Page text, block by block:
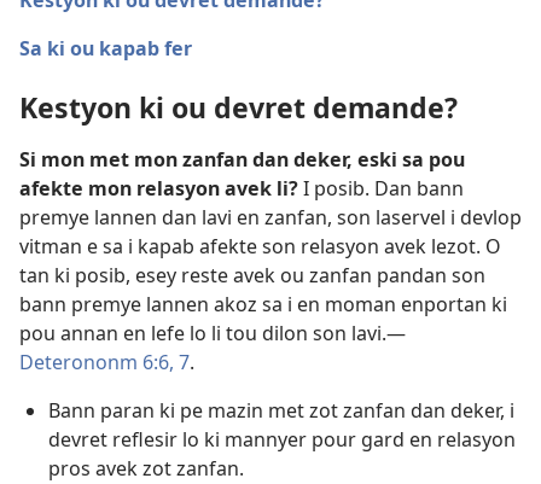
Sa ki ou kapab fer
Kestyon ki ou devret demande?
Si mon met mon zanfan dan deker, eski sa pou
afekte mon relasyon avek li?I posib. Dan bann
premye lannen dan lavi en zanfan, son laservel i devlop
vitman e sa i kapab afekte son relasyon avek lezot. O
tan ki posib, esey reste avek ou zanfan pandan son
bann premye lannen akoz sa i en moman enportan ki
pou annan en lefe lo li tou dilon son lavi.​—
Deterononm 6:6, 7.
Bann paran ki pe mazin met zot zanfan dan deker, i
devret reflesir lo ki mannyer pour gard en relasyon
pros avek zot zanfan.